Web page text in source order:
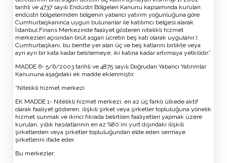
tarihli ve 4737 sayılı Endüstri Bölgeleri Kanunu kapsamında kurulan
endüstri bölgelerinden bölgenin yabancı yatırım yoğunluğuna göre
Cumhurbaşkanınca uygun bulunanlar ile katılımcı belgesi alarak
İstanbul Finans Merkezinde faaliyet gösteren nitelikli hizmet
merkezleri açısından brüt asgari ücretin beş katı olarak uygulanır.).
Cumhurbaşkanı, bu bentte yer alan üç ve beş katlarını birlikte veya
ayrı ayrı bir kata kadar belirlemeye, iki katına kadar artırmaya yetkilidir.”
MADDE 6- 5/6/2003 tarihli ve 4875 sayılı Doğrudan Yabancı Yatırımlar
Kanununa aşağıdaki ek madde eklenmiştir.
“Nitelikli hizmet merkezi
EK MADDE 1- Nitelikli hizmet merkezi, en az üç farklı ülkede aktif
olarak faaliyet gösteren, ilişkili şirket veya şirketler topluluğuna yönelik
hizmet sunmak ve ikinci fıkrada belirtilen faaliyetleri yapmak üzere
kurulan, yıllık hasılatlarının en az %80’ini yurt dışındaki ilişkili
şirketlerden veya şirketler topluluğundan elde eden sermaye
şirketlerini ifade eder.
Bu merkezler;